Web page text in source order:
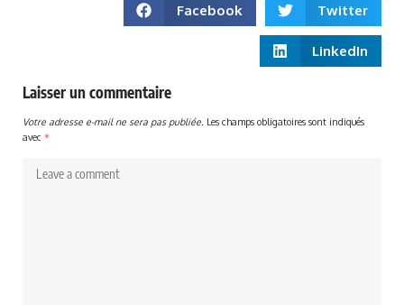
Facebook Twitter
LinkedIn
Laisser un commentaire
Votre adresse e-mail ne sera pas publiée. Les champs obligatoires sont indiqués
avec *